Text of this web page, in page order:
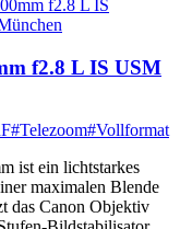
f2.8 L IS USM
#Telezoom#Vollformat
ist ein lichtstarkes
maximalen Blende
das Canon Objektiv